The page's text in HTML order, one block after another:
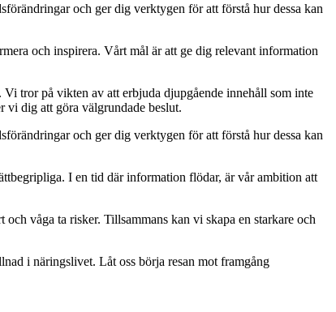
och ger dig verktygen för att förstå hur dessa kan
och inspirera. Vårt mål är att ge dig relevant information
tror på vikten av att erbjuda djupgående innehåll som inte
vi dig att göra välgrundade beslut.
och ger dig verktygen för att förstå hur dessa kan
I en tid där information flödar, är vår ambition att
våga ta risker. Tillsammans kan vi skapa en starkare och
i näringslivet. Låt oss börja resan mot framgång